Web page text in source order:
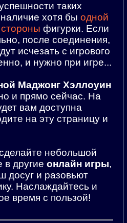
таких
хотя бы одной
фигурки. Если
после соединения,
исчезать с игрового
и нужно при игре...
Маджонг Хэллоуин
и прямо сейчас. На
вам доступна
на эту страницу и
небольшой
в другие онлайн игры,
досуг и разовьют
Наслаждайтесь и
время с пользой!